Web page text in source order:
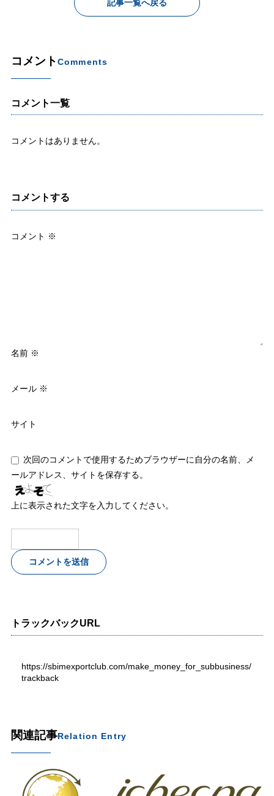
記事一覧へ戻る
コメントComments
コメント一覧
コメントはありません。
コメントする
コメント ※
名前 ※
メール ※
サイト
次回のコメントで使用するためブラウザーに自分の名前、メ
ールアドレス、サイトを保存する。
上に表示された文字を入力してください。
トラックバックURL
https://sbimexportclub.com/make_money_for_subbusiness/
trackback
関連記事Relation Entry